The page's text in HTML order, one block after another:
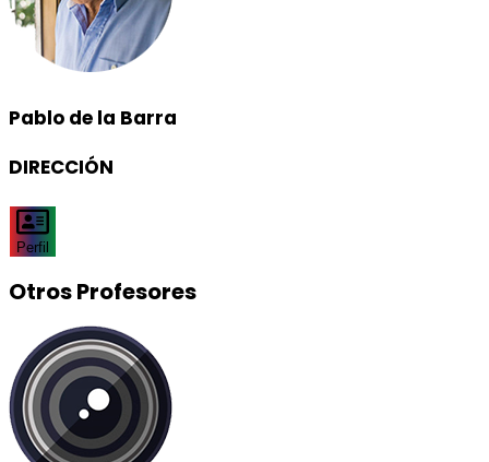
Pablo de la Barra
DIRECCIÓN
Perfil
Otros Profesores